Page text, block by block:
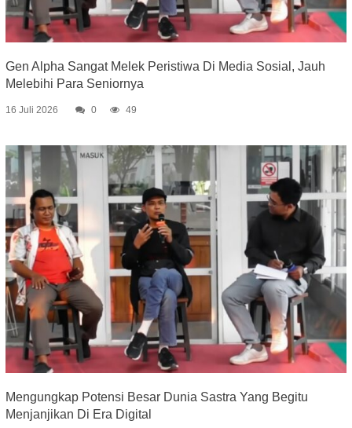
Gen Alpha Sangat Melek Peristiwa Di Media Sosial, Jauh
Melebihi Para Seniornya
16 Juli 2026 0 49
Mengungkap Potensi Besar Dunia Sastra Yang Begitu
Menjanjikan Di Era Digital